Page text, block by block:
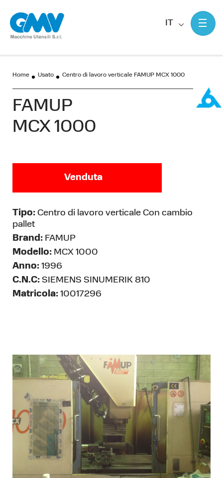
IT
Home Usato Centro di lavoro verticale FAMUP MCX 1000
FAMUP
MCX 1000
Venduta
Tipo: Centro di lavoro verticale Con cambio
pallet
Brand: FAMUP
Modello: MCX 1000
Anno: 1996
C.N.C: SIEMENS SINUMERIK 810
Matricola: 10017296